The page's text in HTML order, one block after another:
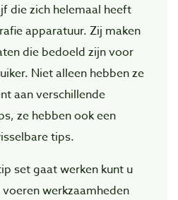
die zich helemaal heeft
apparatuur. Zij maken
die bedoeld zijn voor
Niet alleen hebben ze
aan verschillende
ze hebben ook een
tips.
set gaat werken kunt u
werkzaamheden